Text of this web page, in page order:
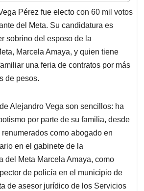
i
l
e
a
d
s
Pérez fue electo con 60 mil votos
del Meta. Su candidatura es
sobrino del esposo de la
Marcela Amaya, y quien tiene
una feria de contratos por más
de pesos.
Alejandro Vega son sencillos: ha
por parte de su familia, desde
como abogado en
en el gabinete de la
del Meta Marcela Amaya, como
de policía en el municipio de
de asesor jurídico de los Servicios